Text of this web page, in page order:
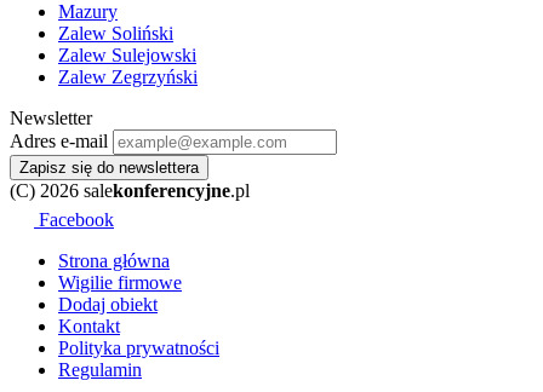
Mazury
Zalew Soliński
Zalew Sulejowski
Zalew Zegrzyński
Newsletter
Adres e-mail
Zapisz się do newslettera
(C) 2026 salekonferencyjne.pl
Facebook
Strona główna
Wigilie firmowe
Dodaj obiekt
Kontakt
Polityka prywatności
Regulamin